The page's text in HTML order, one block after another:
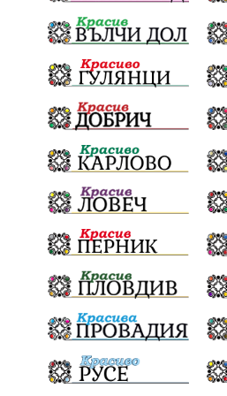
Фолклор Инфлация
Световна купа Мафия
Благотворителност
Българска патриаршия
Криминално Творчество
Ценности Европейска
Урсула фон дер Лайен
Вдъхновяваща история
Замърсяване Боклук